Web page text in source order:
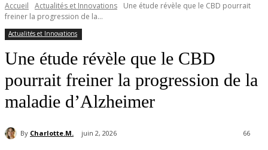
Accueil Actualités et Innovations
Une étude révèle que le CBD pourrait
freiner la progression de la...
Actualités et Innovations
Une étude révèle que le CBD
pourrait freiner la progression de la
maladie d’Alzheimer
By Charlotte.M. juin 2, 2026 66